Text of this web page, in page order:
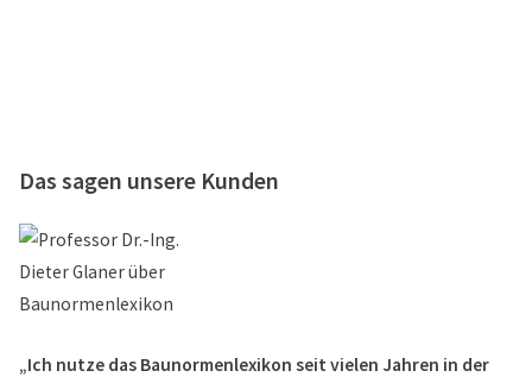
Das sagen unsere Kunden
„Ich nutze das Baunormenlexikon seit vielen Jahren in der